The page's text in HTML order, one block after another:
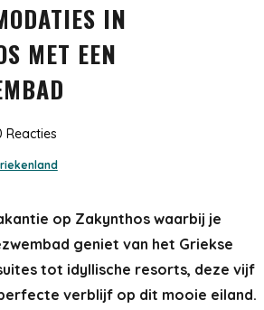
IN
MET EEN
Reacties
op Zakynthos waarbij je
geniet van het Griekse
tot idyllische resorts, deze vijf
verblijf op dit mooie eiland.